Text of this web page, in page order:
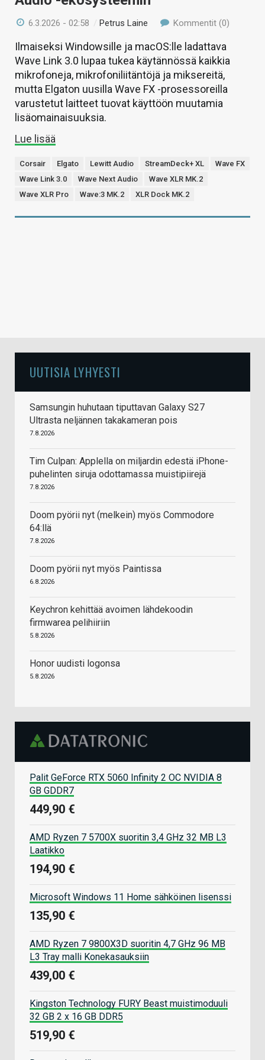
6.3.2026 - 02:58 /Petrus Laine Kommentit (0)
Ilmaiseksi Windowsille ja macOS:lle ladattava
Wave Link 3.0 lupaa tukea käytännössä kaikkia
mikrofoneja, mikrofoniliitäntöjä ja miksereitä,
mutta Elgaton uusilla Wave FX -prosessoreilla
varustetut laitteet tuovat käyttöön muutamia
lisäomainaisuuksia.
Lue lisää
Corsair Elgato Lewitt Audio StreamDeck+ XL
Wave FX
Wave Link 3.0
Wave Next Audio
Wave XLR MK.2
Wave XLR Pro
Wave:3 MK.2 XLR Dock MK.2
UUTISIA LYHYESTI
Samsungin huhutaan tiputtavan Galaxy S27
Ultrasta neljännen takakameran pois
7.8.2026
Tim Culpan: Applella on miljardin edestä iPhone-
puhelinten siruja odottamassa muistipiirejä
7.8.2026
Doom pyörii nyt (melkein) myös Commodore
64:llä
7.8.2026
Doom pyörii nyt myös Paintissa
6.8.2026
Keychron kehittää avoimen lähdekoodin
firmwarea pelihiiriin
5.8.2026
Honor uudisti logonsa
5.8.2026
Palit GeForce RTX 5060 Infinity 2 OC NVIDIA 8
GB GDDR7
449,90 €
AMD Ryzen 7 5700X suoritin 3,4 GHz 32 MB L3
Laatikko
194,90 €
Microsoft Windows 11 Home sähköinen lisenssi
135,90 €
AMD Ryzen 7 9800X3D suoritin 4,7 GHz 96 MB
L3 Tray malli Konekasauksiin
439,00 €
Kingston Technology FURY Beast muistimoduuli
32 GB 2 x 16 GB DDR5
519,90 €